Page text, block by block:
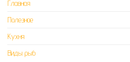
Главная
Полезное
Кухня
Виды рыб